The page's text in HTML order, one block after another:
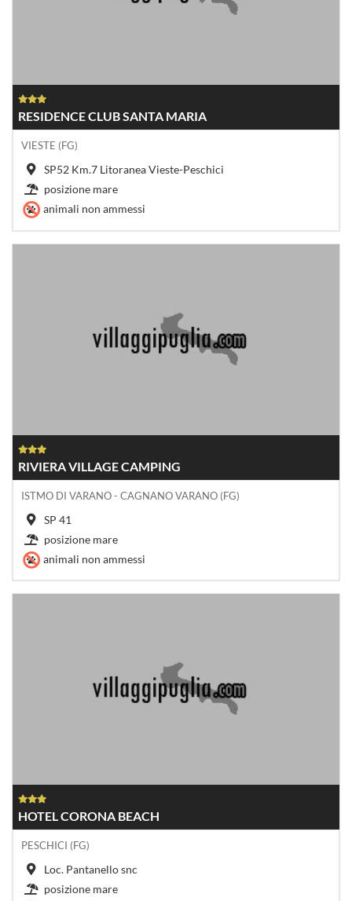
RESIDENCE CLUB SANTA MARIA
VIESTE (FG)
SP52 Km.7 Litoranea Vieste-Peschici
posizione mare
animali non ammessi
RIVIERA VILLAGE CAMPING
ISTMO DI VARANO - CAGNANO VARANO (FG)
SP 41
posizione mare
animali non ammessi
HOTEL CORONA BEACH
PESCHICI (FG)
Loc. Pantanello snc
posizione mare